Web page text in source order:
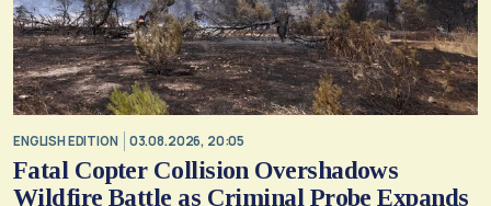
ENGLISH EDITION 03.08.2026, 20:05
Fatal Copter Collision Overshadows
Wildfire Battle as Criminal Probe Expands